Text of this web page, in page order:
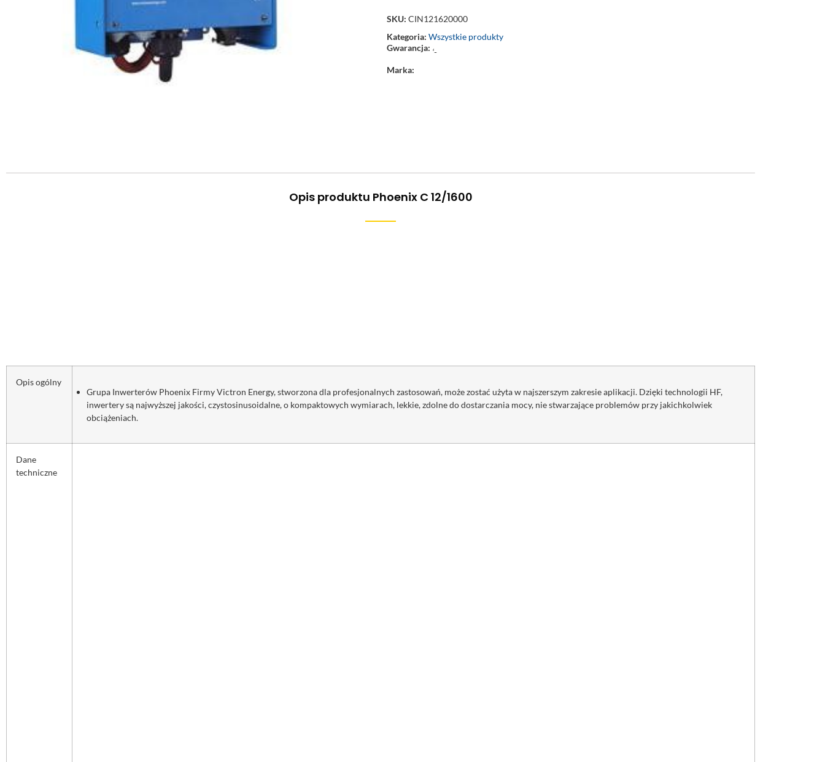
SKU:CIN121620000
Kategoria:Wszystkie produkty
Gwarancja: ‘-
Marka:
Opis produktu Phoenix C 12/1600
Opis ogólny
Grupa Inwerterów Phoenix Firmy Victron Energy, stworzona dla profesjonalnych zastosowań, może zostać użyta w najszerszym zakresie aplikacji. Dzięki technologii HF,
inwertery są najwyższej jakości, czystosinusoidalne, o kompaktowych wymiarach, lekkie, zdolne do dostarczania mocy, nie stwarzające problemów przy jakichkolwiek
obciążeniach.
Dane
techniczne